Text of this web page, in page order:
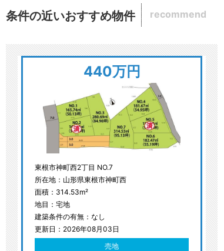
条件の近いおすすめ物件 recommend
440万円
東根市神町西2丁目 NO.7
所在地：山形県東根市神町西
面積：314.53m²
地目：宅地
建築条件の有無：なし
更新日：2026年08月03日
売地